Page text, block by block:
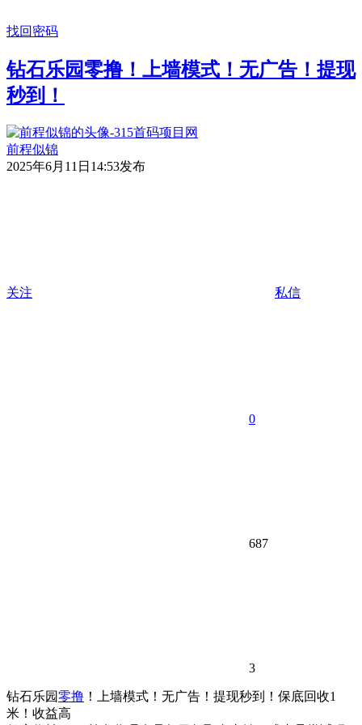
找回密码
钻石乐园零撸！上墙模式！无广告！提现
秒到！
前程似锦
2025年6月11日14:53发布
关注 私信
0
687
3
钻石乐园零撸 ！上墙模式！无广告！提现秒到！保底回收1
米！收益高